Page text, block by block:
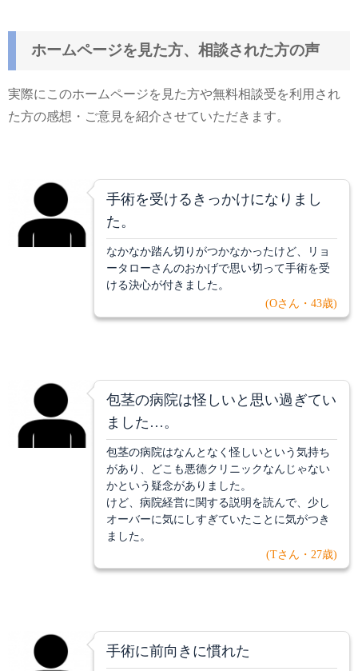
ホームページを見た方、相談された方の声
実際にこのホームページを見た方や無料相談受を利用され
た方の感想・ご意見を紹介させていただきます。
手術を受けるきっかけになりまし
た。
なかなか踏ん切りがつかなかったけど、リョ
ータローさんのおかげで思い切って手術を受
ける決心が付きました。
(Oさん・43歳)
包茎の病院は怪しいと思い過ぎてい
ました…。
包茎の病院はなんとなく怪しいという気持ち
があり、どこも悪徳クリニックなんじゃない
かという疑念がありました。
けど、病院経営に関する説明を読んで、少し
オーバーに気にしすぎていたことに気がつき
ました。
(Tさん・27歳)
手術に前向きに慣れた